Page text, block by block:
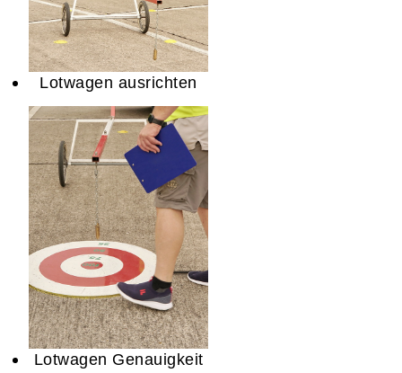
Lotwagen ausrichten
Lotwagen Genauigkeit